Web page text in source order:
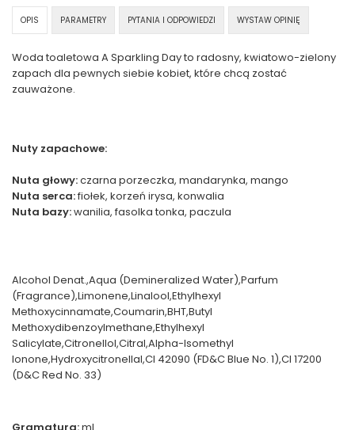
OPIS PARAMETRY PYTANIA I ODPOWIEDZI WYSTAW OPINIĘ
Woda toaletowa A Sparkling Day to radosny, kwiatowo-zielony
zapach dla pewnych siebie kobiet, które chcą zostać
zauważone.
Nuty zapachowe:
Nuta głowy:czarna porzeczka, mandarynka, mango
Nuta serca:fiołek, korzeń irysa, konwalia
Nuta bazy:wanilia, fasolka tonka, paczula
Alcohol Denat.,Aqua (Demineralized Water),Parfum
(Fragrance),Limonene,Linalool,Ethylhexyl
Methoxycinnamate,Coumarin,BHT,Butyl
Methoxydibenzoylmethane,Ethylhexyl
Salicylate,Citronellol,Citral,Alpha-Isomethyl
Ionone,Hydroxycitronellal,CI 42090 (FD&C Blue No. 1),CI 17200
(D&C Red No. 33)